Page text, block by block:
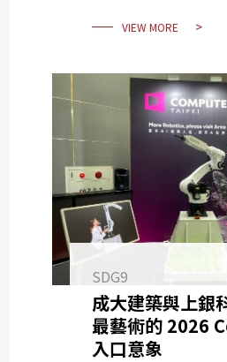
VIEW MORE
SDG9
成大建築與上銀
最藝術的 2026
入口意象